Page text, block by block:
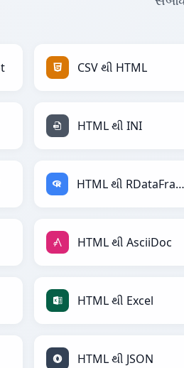
CSV થી HTML
HTML થી INI
HTML થી RDataFrame
HTML થી AsciiDoc
HTML થી Excel
HTML થી JSON